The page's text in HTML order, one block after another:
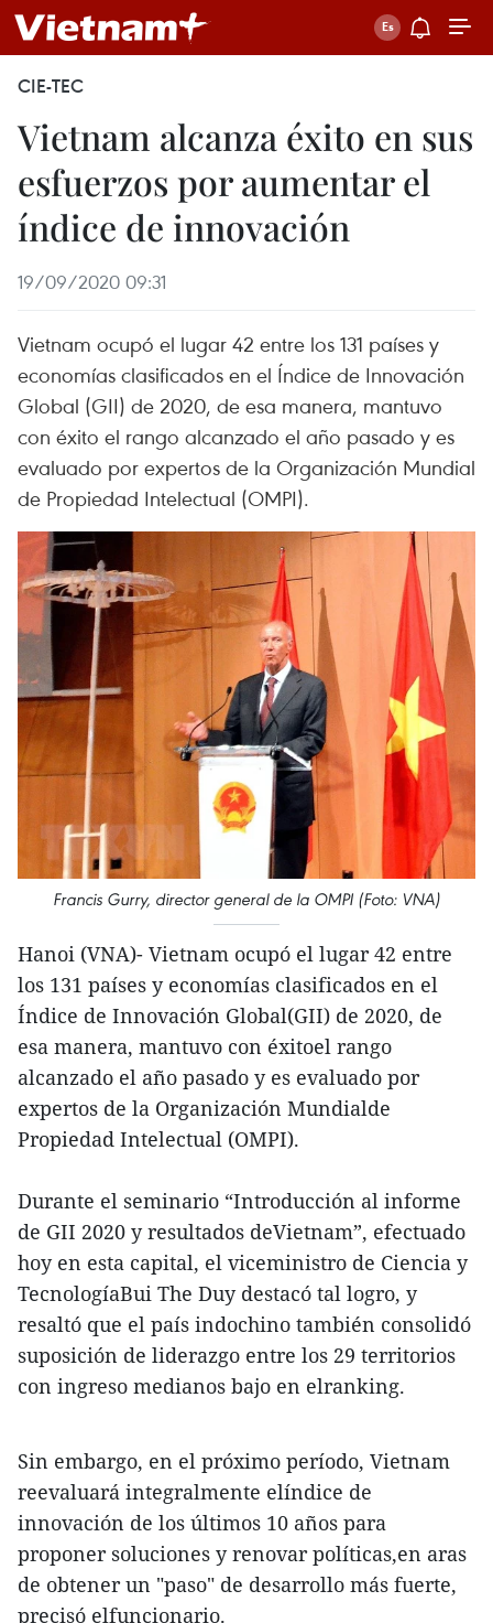
CIE-TEC
Vietnam alcanza éxito en sus
esfuerzos por aumentar el
índice de innovación
19/09/2020 09:31
Vietnam ocupó el lugar 42 entre los 131 países y
economías clasificados en el Índice de Innovación
Global (GII) de 2020, de esa manera, mantuvo
con éxito el rango alcanzado el año pasado y es
evaluado por expertos de la Organización Mundial
de Propiedad Intelectual (OMPI).
Francis Gurry, director general de la OMPI (Foto: VNA)
Hanoi (VNA)- Vietnam ocupó el lugar 42 entre
los 131 países y economías clasificados en el
Índice de Innovación Global(GII) de 2020, de
esa manera, mantuvo con éxitoel rango
alcanzado el año pasado y es evaluado por
expertos de la Organización Mundialde
Propiedad Intelectual (OMPI).
Durante el seminario “Introducción al informe
de GII 2020 y resultados deVietnam”, efectuado
hoy en esta capital, el viceministro de Ciencia y
TecnologíaBui The Duy destacó tal logro, y
resaltó que el país indochino también consolidó
suposición de liderazgo entre los 29 territorios
con ingreso medianos bajo en elranking.
Sin embargo, en el próximo período, Vietnam
reevaluará integralmente elíndice de
innovación de los últimos 10 años para
proponer soluciones y renovar políticas,en aras
de obtener un "paso" de desarrollo más fuerte,
precisó elfuncionario.